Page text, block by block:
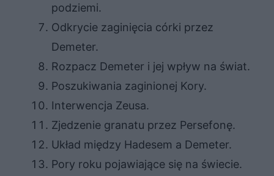
podziemi.
Odkrycie zaginięcia córki przez
Demeter.
Rozpacz Demeter i jej wpływ na świat.
Poszukiwania zaginionej Kory.
Interwencja Zeusa.
Zjedzenie granatu przez Persefonę.
Układ między Hadesem a Demeter.
Pory roku pojawiające się na świecie.